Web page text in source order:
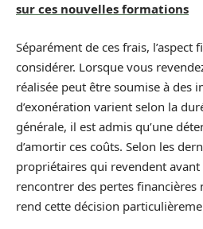
sur ces nouvelles formations
Séparément de ces frais, l’aspect
considérer. Lorsque vous
réalisée peut être soumise à des
d’exonération varient selon la
générale, il est admis qu’une
d’amortir ces coûts. Selon les
propriétaires qui revendent
rencontrer des pertes financières
rend cette décision